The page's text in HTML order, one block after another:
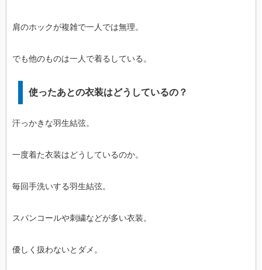
肩のホックが複雑で一人では無理。
でも他のものは一人で着るしている。
使ったあとの衣装はどうしているの？
汗っかきな羽生結弦。
一度着た衣装はどうしているのか。
毎回手洗いする羽生結弦。
スパンコールや刺繍などが多い衣装。
優しく扱わないとダメ。